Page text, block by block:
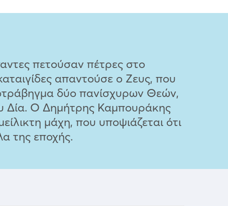
πετούσαν πέτρες στο
απαντούσε ο Ζευς, που
δύο πανίσχυρων Θεών,
Δία. Ο Δημήτρης Καμπουράκης
μάχη, που υποψιάζεται ότι
της εποχής.